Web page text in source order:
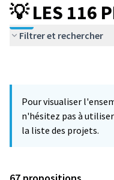
💡 LES 116
Filtrer et rechercher
Pour visualiser
n'hésitez pas à
la liste des projets.